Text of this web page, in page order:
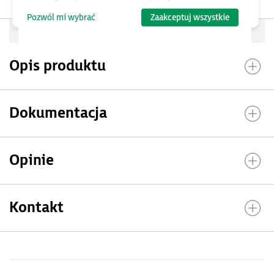
Opis produktu
Dokumentacja
Opinie
Kontakt
Pozwól mi wybrać Zaakceptuj wszystkie